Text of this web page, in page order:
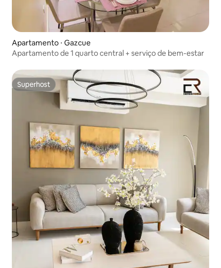
Apartamento ⋅ Gazcue
Apartamento de 1 quarto central + serviço de bem-estar
Superhost
Superhost